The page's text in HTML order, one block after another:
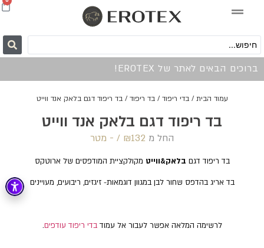
ברוכים הבאים לאתר של EROTEX!
עמוד הבית /בדי ריפוד /בד ריפוד / בד ריפוד דגם בלאק אנד ווייט
בד ריפוד דגם בלאק אנד ווייט
החל מ ₪132 /‏‏‎ ‎- מטר
בד ריפוד דגם בלאק&ווייט מקולקציית המודפסים של ארוטקס
בד אריג בהדפס שחור לבן במגוון דוגמאות- זיגזים, ריבועים, מעויינים
לרשימה המלאה אפשר לעבור אל עמודבדי ריפוד עודפים.